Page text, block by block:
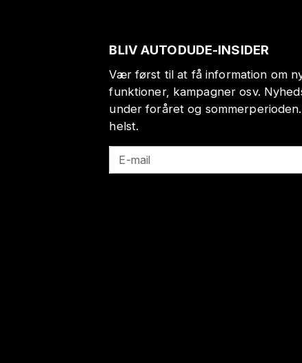
BLIV AUTODUDE-INSIDER
Vær først til at få information om
funktioner, kampagner osv.
under foråret og
helst.
E-mail